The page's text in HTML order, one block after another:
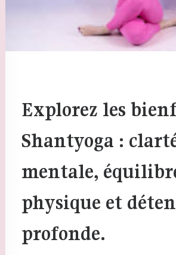
Explorez les
Shantyoga :
mentale,
physique et
profonde.